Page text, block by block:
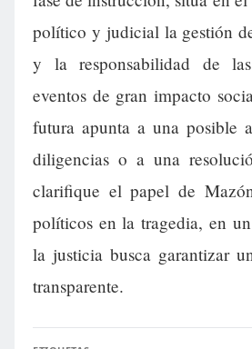
político y judicial la gestión
y la responsabilidad de
eventos de gran impacto
futura apunta a una posible
diligencias o a una
clarifique el papel de
políticos en la tragedia, en
la justicia busca garantizar
transparente.